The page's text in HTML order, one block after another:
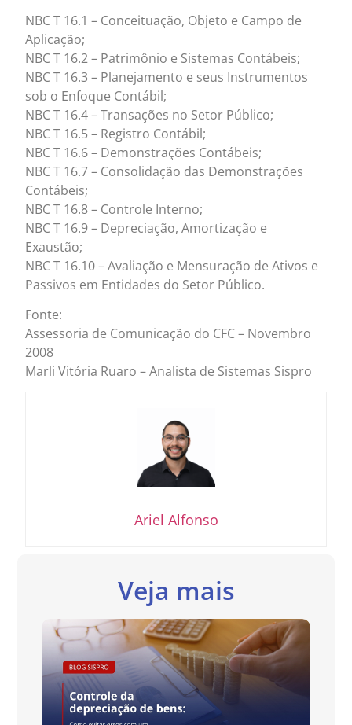
NBC T 16.1 – Conceituação, Objeto e Campo de
Aplicação;
NBC T 16.2 – Patrimônio e Sistemas Contábeis;
NBC T 16.3 – Planejamento e seus Instrumentos
sob o Enfoque Contábil;
NBC T 16.4 – Transações no Setor Público;
NBC T 16.5 – Registro Contábil;
NBC T 16.6 – Demonstrações Contábeis;
NBC T 16.7 – Consolidação das Demonstrações
Contábeis;
NBC T 16.8 – Controle Interno;
NBC T 16.9 – Depreciação, Amortização e
Exaustão;
NBC T 16.10 – Avaliação e Mensuração de Ativos e
Passivos em Entidades do Setor Público.
Fonte:
Assessoria de Comunicação do CFC – Novembro
2008
Marli Vitória Ruaro – Analista de Sistemas Sispro
Ariel Alfonso
Veja mais